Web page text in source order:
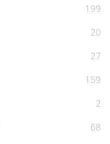
199
20
27
159
2
68